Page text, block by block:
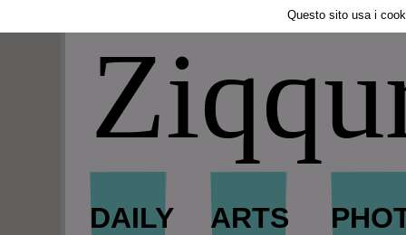
Tweet
DAILY ARTS
Questo sito usa i